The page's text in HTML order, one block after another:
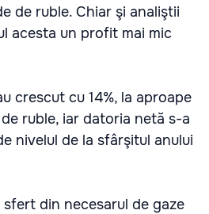
de ruble. Chiar şi analiştii
acesta un profit mai mic
crescut cu 14%, la aproape
ruble, iar datoria netă s-a
nivelul de la sfârşitul anului
din necesarul de gaze